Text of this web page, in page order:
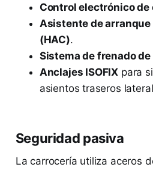
Control electrónico de
Asistente de
(HAC).
Sistema de frenado
Anclajes ISOFIX para
asientos traseros
Seguridad pasiva
La carrocería utiliza aceros